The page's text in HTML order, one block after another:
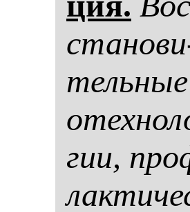
гии,